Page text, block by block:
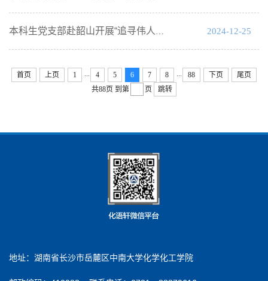
2024-12-25
首页 上页 1 ... 4 5 6 7 8 ... 88 下页
尾页
共88页 到第 页 跳转
地址：湖南省长沙市岳麓区中南大学化学化工学院